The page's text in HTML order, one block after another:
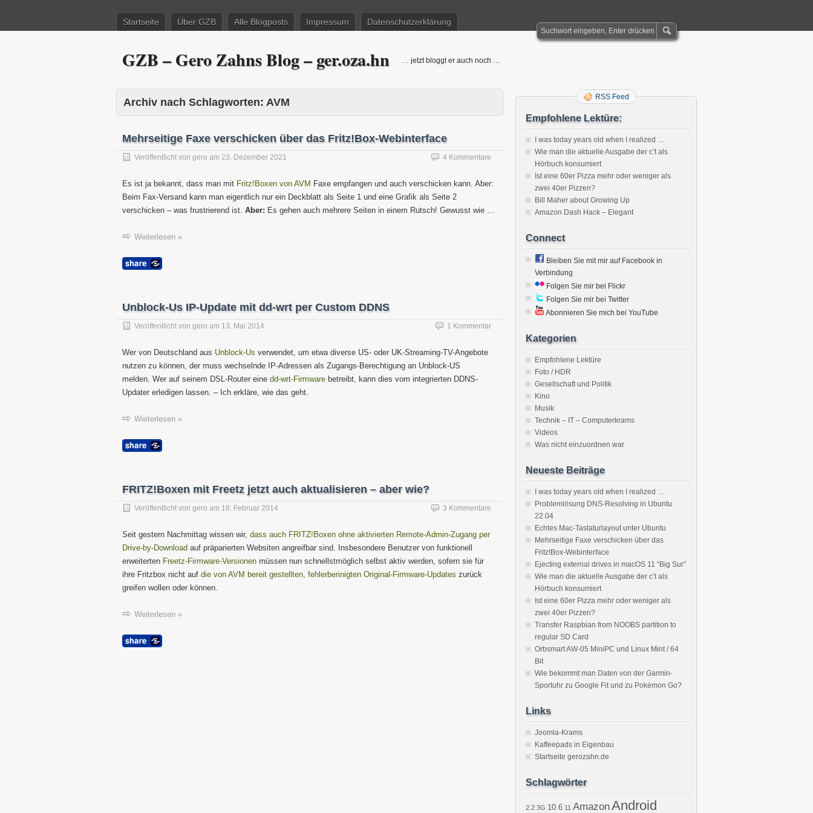
Startseite Über GZB Alle Blogposts Impressum Datenschutzerklärung
GZB – Gero Zahns Blog – ger.oza.hn … jetzt bloggt er auch noch …
Archiv nach Schlagworten: AVM
Mehrseitige Faxe verschicken über das Fritz!Box-Webinterface
Veröffentlicht von gero am 23. Dezember 2021 4 Kommentare
Es ist ja bekannt, dass man mit Fritz!Boxen von AVM Faxe empfangen und auch verschicken kann. Aber:
Beim Fax-Versand kann man eigentlich nur ein Deckblatt als Seite 1 und eine Grafik als Seite 2
verschicken – was frustrierend ist. Aber: Es gehen auch mehrere Seiten in einem Rutsch! Gewusst wie …
Weiterlesen »
Unblock-Us IP-Update mit dd-wrt per Custom DDNS
Veröffentlicht von gero am 13. Mai 2014 1 Kommentar
Wer von Deutschland aus Unblock-Us verwendet, um etwa diverse US- oder UK-Streaming-TV-Angebote
nutzen zu können, der muss wechselnde IP-Adressen als Zugangs-Berechtigung an Unblock-US
melden. Wer auf seinem DSL-Router eine dd-wrt-Firmware betreibt, kann dies vom integrierten DDNS-
Updater erledigen lassen. – Ich erkläre, wie das geht.
Weiterlesen »
FRITZ!Boxen mit Freetz jetzt auch aktualisieren – aber wie?
Veröffentlicht von gero am 18. Februar 2014 3 Kommentare
Seit gestern Nachmittag wissen wir, dass auch FRITZ!Boxen ohne aktivierten Remote-Admin-Zugang per
Drive-by-Download auf präparierten Websiten angreifbar sind. Insbesondere Benutzer von funktionell
erweiterten Freetz-Firmware-Versionen müssen nun schnellstmöglich selbst aktiv werden, sofern sie für
ihre Fritzbox nicht auf die von AVM bereit gestellten, fehlerberinigten Original-Firmware-Updates zurück
greifen wollen oder können.
Weiterlesen »
RSS Feed
Empfohlene Lektüre:
I was today years old when I realized …
Wie man die aktuelle Ausgabe der c’t als
Hörbuch konsumiert
Ist eine 60er Pizza mehr oder weniger als
zwei 40er Pizzen?
Bill Maher about Growing Up
Amazon Dash Hack – Elegant
Connect
Bleiben Sie mit mir auf Facebook in
Verbindung
Folgen Sie mir bei Flickr
Folgen Sie mir bei Twitter
Abonnieren Sie mich bei YouTube
Kategorien
Empfohlene Lektüre
Foto / HDR
Gesellschaft und Politik
Kino
Musik
Technik – IT – Computerkrams
Videos
Was nicht einzuordnen war
Neueste Beiträge
I was today years old when I realized …
Problemlösung DNS-Resolving in Ubuntu
22.04
Echtes Mac-Tastaturlayout unter Ubuntu
Mehrseitige Faxe verschicken über das
Fritz!Box-Webinterface
Ejecting external drives in macOS 11 “Big Sur”
Wie man die aktuelle Ausgabe der c’t als
Hörbuch konsumiert
Ist eine 60er Pizza mehr oder weniger als
zwei 40er Pizzen?
Transfer Raspbian from NOOBS partition to
regular SD Card
Orbsmart AW-05 MiniPC und Linux Mint / 64
Bit
Wie bekommt man Daten von der Garmin-
Sportuhr zu Google Fit und zu Pokémon Go?
Links
Joomla-Krams
Kaffeepads in Eigenbau
Startseite gerozahn.de
Schlagwörter
2.2 3G 10.6 11 AmazonAndroid